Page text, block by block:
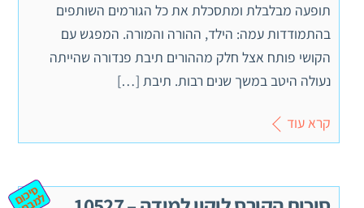
תופעה מבלבלת ומתסכלת את כל הגורמים השותפים
בהתמודדות עמה: הילד, ההורה והמורה. המפגש עם
הקושי פותח אצל חלק מההורים תיבת פנדורה שהייתה
נעולה היטב במשך שנים רבות. תיבת […]
קרא עוד
ס
יכ
מ
ב
ח